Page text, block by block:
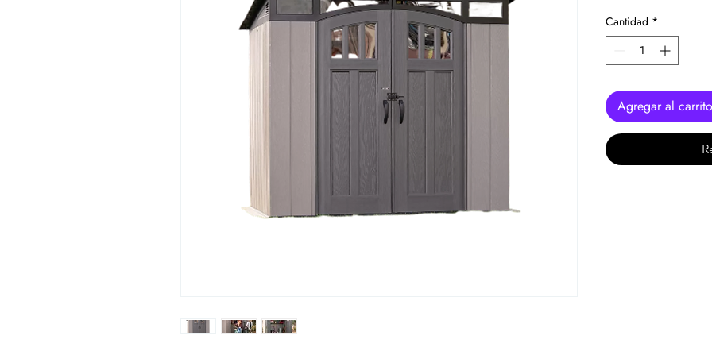
Cantidad *
Agregar al carrito